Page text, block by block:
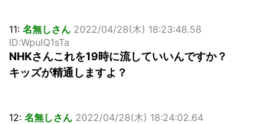
11: 名無しさん 2022/04/28(木) 18:23:48.58
ID:WpulQ1sTa
NHKさんこれを19時に流していいんですか？
キッズが精通しますよ？
12: 名無しさん 2022/04/28(木) 18:24:02.64